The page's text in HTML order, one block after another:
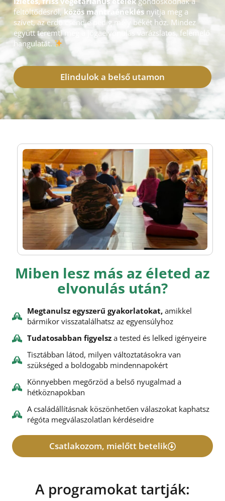
feltöltődésről, közös mantraéneklés nyitja meg a
szívet, az erdő csendje pedig mély békét hoz. Mindez
együtt teremti meg a jógaelvonulás varázslatos, felemelő
hangulatát.
Elindulok a belső utamon
Miben lesz más az életed az
elvonulás után?
Megtanulsz egyszerű gyakorlatokat,amikkel
bármikor visszatalálhatsz az egyensúlyhoz
Tudatosabban figyelsza tested és lelked igényeire
Tisztábban látod, milyen változtatásokra van
szükséged a boldogabb mindennapokért
Könnyebben megőrzöd a belső nyugalmad a
hétköznapokban
A családállításnak köszönhetően válaszokat kaphatsz
régóta megválaszolatlan kérdéseidre
Csatlakozom, mielőtt betelik
A programokat tartják: